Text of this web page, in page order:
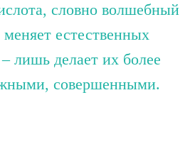
словно волшебный
меняет естественных
лишь делает их более
совершенными.